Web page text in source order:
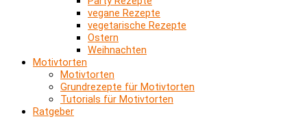
vegane Rezepte
vegetarische Rezepte
Ostern
Weihnachten
Motivtorten
Motivtorten
Grundrezepte für Motivtorten
Tutorials für Motivtorten
Ratgeber